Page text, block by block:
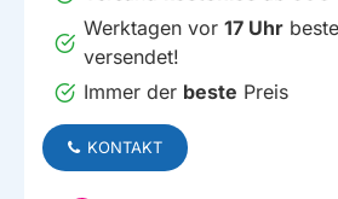
Werktagen vor 17 Uhr
versendet!
Immer der beste Preis
KONTAKT